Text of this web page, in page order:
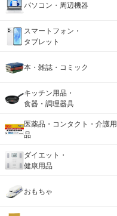
パソコン・周辺機器
スマートフォン・
タブレット
本・雑誌・コミック
キッチン用品・
食器・調理器具
医薬品・コンタクト・介護用
品
ダイエット・
健康用品
おもちゃ